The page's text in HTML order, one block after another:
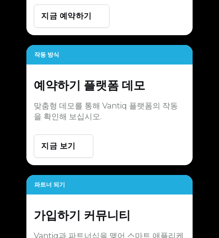
지금 예약하기
작동 방식
예약하기 플랫폼 데모
맞춤형 데모를 통해 Vantiq 플랫폼의 작동
을 확인해 보십시오.
지금 보기
파트너 되기
가입하기 커뮤니티
Vantiq과 파트너십을 맺어 스마트 애플리케